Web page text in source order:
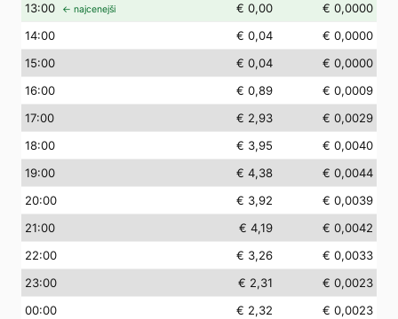
13:00 ← najcenejši € 0,00
€ 0,0000
14:00 € 0,04
€ 0,0000
15:00 € 0,04
€ 0,0000
16:00 € 0,89
€ 0,0009
17:00 € 2,93
€ 0,0029
18:00 € 3,95
€ 0,0040
19:00 € 4,38
€ 0,0044
20:00 € 3,92
€ 0,0039
21:00 € 4,19
€ 0,0042
22:00 € 3,26
€ 0,0033
23:00 € 2,31
€ 0,0023
00:00 € 2,32
€ 0,0023